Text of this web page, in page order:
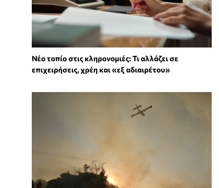
Νέο τοπίο στις κληρονομιές: Τι αλλάζει σε
επιχειρήσεις, χρέη και «εξ αδιαιρέτου»